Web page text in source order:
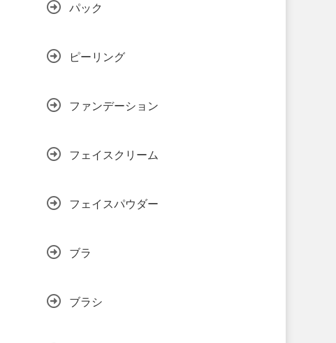
パック
ピーリング
ファンデーション
フェイスクリーム
フェイスパウダー
ブラ
ブラシ